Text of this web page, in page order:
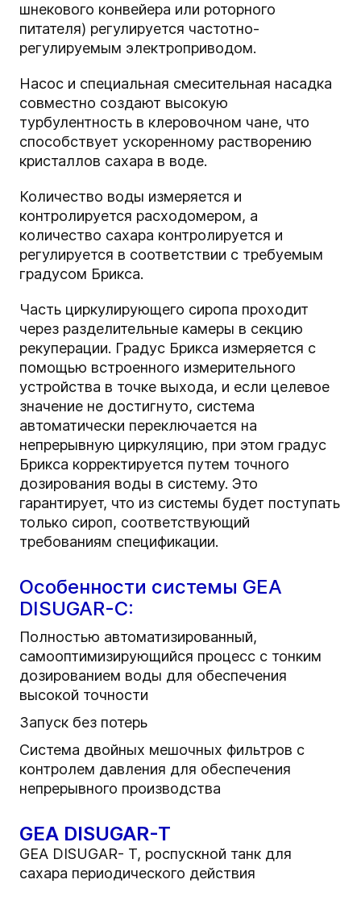
шнекового конвейера или роторного
питателя) регулируется частотно-
регулируемым электроприводом.
Насос и специальная смесительная насадка
совместно создают высокую
турбулентность в клеровочном чане, что
способствует ускоренному растворению
кристаллов сахара в воде.
Количество воды измеряется и
контролируется расходомером, а
количество сахара контролируется и
регулируется в соответствии с требуемым
градусом Брикса.
Часть циркулирующего сиропа проходит
через разделительные камеры в секцию
рекуперации. Градус Брикса измеряется с
помощью встроенного измерительного
устройства в точке выхода, и если целевое
значение не достигнуто, система
автоматически переключается на
непрерывную циркуляцию, при этом градус
Брикса корректируется путем точного
дозирования воды в систему. Это
гарантирует, что из системы будет поступать
только сироп, соответствующий
требованиям спецификации.
Особенности системы GEA
DISUGAR-C:
Полностью автоматизированный,
самооптимизирующийся процесс с тонким
дозированием воды для обеспечения
высокой точности
Запуск без потерь
Система двойных мешочных фильтров с
контролем давления для обеспечения
непрерывного производства
GEA DISUGAR-T
GEA DISUGAR- T, роспускной танк для
сахара периодического действия